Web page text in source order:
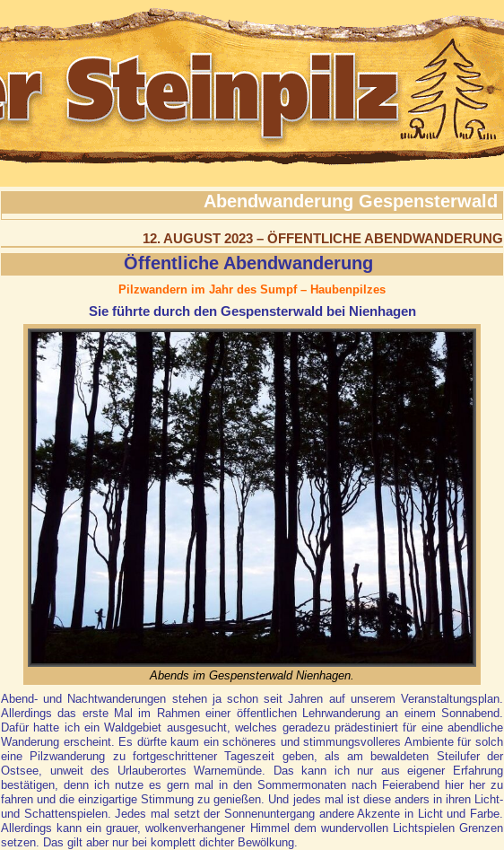
Abendwanderung Gespensterwald
12. AUGUST 2023 – ÖFFENTLICHE ABENDWANDERUNG
Öffentliche Abendwanderung
Pilzwandern im Jahr des Sumpf – Haubenpilzes
Sie führte durch den Gespensterwald bei Nienhagen
Abends im Gespensterwald Nienhagen.
Abend- und Nachtwanderungen stehen ja schon seit Jahren auf unserem Veranstaltungsplan.
Allerdings das erste Mal im Rahmen einer öffentlichen Lehrwanderung an einem Sonnabend.
Dafür hatte ich ein Waldgebiet ausgesucht, welches geradezu prädestiniert für eine abendliche
Wanderung erscheint. Es dürfte kaum ein schöneres und stimmungsvolleres Ambiente für solch
eine Pilzwanderung zu fortgeschrittener Tageszeit geben, als am bewaldeten Steilufer der
Ostsee, unweit des Urlauberortes Warnemünde. Das kann ich nur aus eigener Erfahrung
bestätigen, denn ich nutze es gern mal in den Sommermonaten nach Feierabend hier her zu
fahren und die einzigartige Stimmung zu genießen. Und jedes mal ist diese anders in ihren Licht-
und Schattenspielen. Jedes mal setzt der Sonnenuntergang andere Akzente in Licht und Farbe.
Allerdings kann ein grauer, wolkenverhangener Himmel dem wundervollen Lichtspielen Grenzen
setzen. Das gilt aber nur bei komplett dichter Bewölkung.